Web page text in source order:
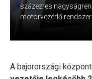
százezres
motorvezérlő
A bajorországi